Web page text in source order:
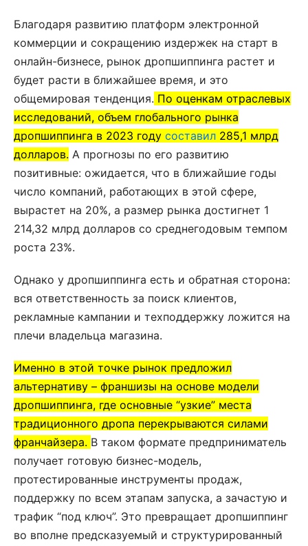
Благодаря развитию платформ электронной
коммерции и сокращению издержек на старт в
онлайн-бизнесе, рынок дропшиппинга растет и
будет расти в ближайшее время, и это
общемировая тенденция. По оценкам отраслевых
исследований, объем глобального рынка
дропшиппинга в 2023 году составил 285,1 млрд
долларов. А прогнозы по его развитию
позитивные: ожидается, что в ближайшие годы
число компаний, работающих в этой сфере,
вырастет на 20%, а размер рынка достигнет 1
214,32 млрд долларов со среднегодовым темпом
роста 23%.
Однако у дропшиппинга есть и обратная сторона:
вся ответственность за поиск клиентов,
рекламные кампании и техподдержку ложится на
плечи владельца магазина.
Именно в этой точке рынок предложил
альтернативу – франшизы на основе модели
дропшиппинга, где основные “узкие” места
традиционного дропа перекрываются силами
франчайзера. В таком формате предприниматель
получает готовую бизнес-модель,
протестированные инструменты продаж,
поддержку по всем этапам запуска, а зачастую и
трафик “под ключ”. Это превращает дропшиппинг
во вполне предсказуемый и структурированный